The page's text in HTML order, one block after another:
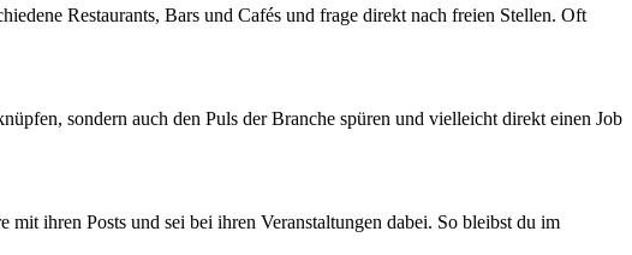
Restaurants, Bars und Cafés und frage direkt nach freien Stellen. Oft
sondern auch den Puls der Branche spüren und vielleicht direkt einen Job
ihren Posts und sei bei ihren Veranstaltungen dabei. So bleibst du im